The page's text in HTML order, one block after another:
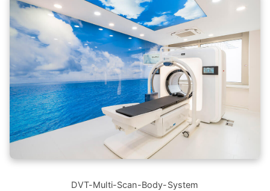
DVT-Multi-Scan-Body-System